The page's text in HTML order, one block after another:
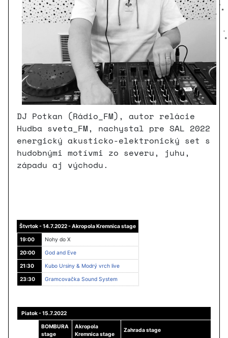
DJ Potkan (Rádio_FM), autor relácie
Hudba sveta_FM, nachystal pre SAL 2022
energický akusticko-elektronický set s
hudobnými motívmi zo severu, juhu,
západu aj východu.
Štvrtok - 14.7.2022 -Akropola Kremnica stage
19:00 Nohy do X
20:00 God and Eve
21:30 Kubo Ursiny & Modrý vrch live
23:30 Gramcovačka Sound System
Piatok - 15.7.2022
BOMBURA
stage
Akropola
Kremnica stage
Zahrada stage